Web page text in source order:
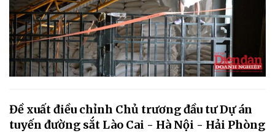
Đề xuất điều chỉnh Chủ trương đầu tư Dự án
tuyến đường sắt Lào Cai - Hà Nội - Hải Phòng